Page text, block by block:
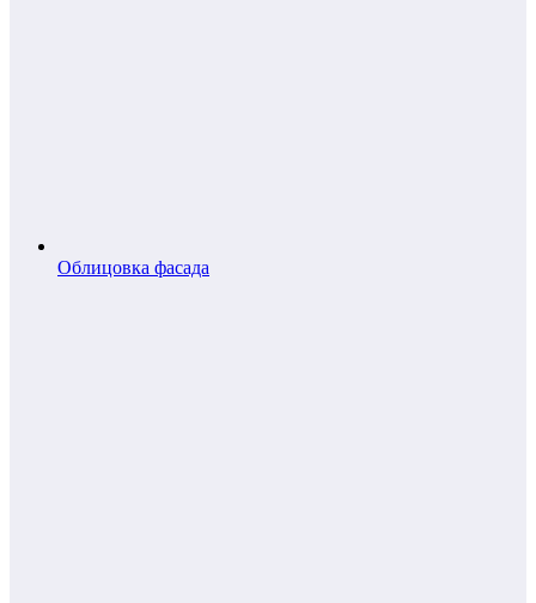
Облицовка фасада